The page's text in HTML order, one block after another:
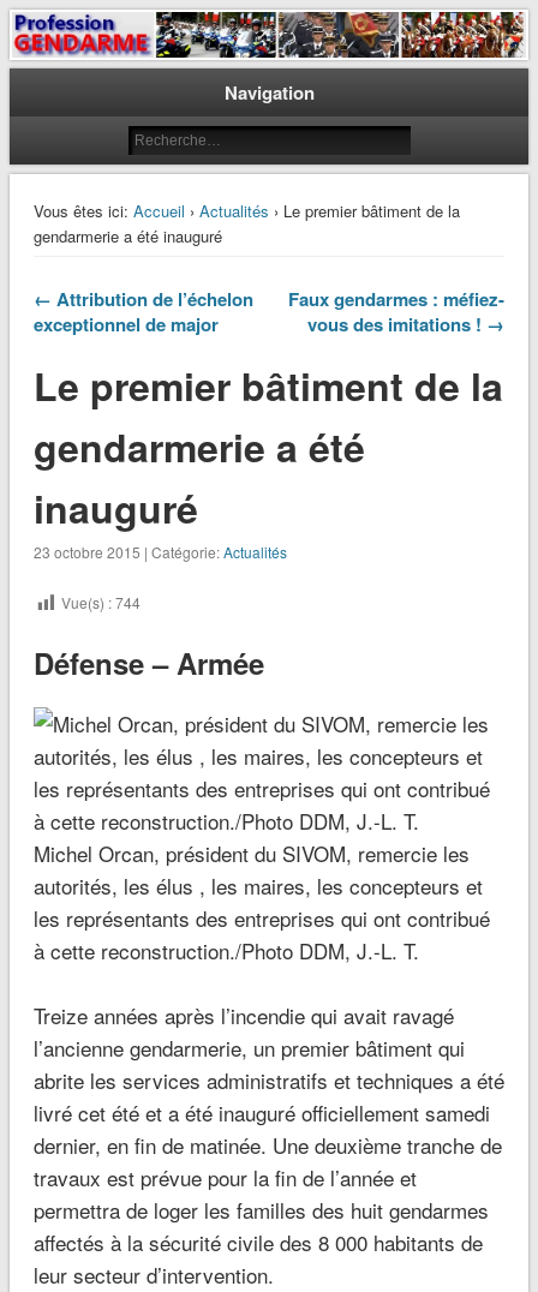
Profession Gendarme
Le journal des gendarmes
Navigation
Vous êtes ici: Accueil › Actualités › Le premier bâtiment de la
gendarmerie a été inauguré
← Attribution de l’échelon
exceptionnel de major
Faux gendarmes : méfiez-
vous des imitations ! →
Le premier bâtiment de la
gendarmerie a été
inauguré
23 octobre 2015 | Catégorie:Actualités
Vue(s) :744
Défense – Armée
Michel Orcan, président du SIVOM, remercie les
autorités, les élus , les maires, les concepteurs et
les représentants des entreprises qui ont contribué
à cette reconstruction./Photo DDM, J.-L. T.
Treize années après l’incendie qui avait ravagé
l’ancienne gendarmerie, un premier bâtiment qui
abrite les services administratifs et techniques a été
livré cet été et a été inauguré officiellement samedi
dernier, en fin de matinée. Une deuxième tranche de
travaux est prévue pour la fin de l’année et
permettra de loger les familles des huit gendarmes
affectés à la sécurité civile des 8 000 habitants de
leur secteur d’intervention.